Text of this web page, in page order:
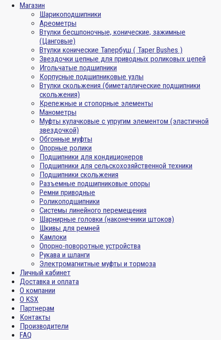
Магазин
Шарикоподшипники
Ареометры
Втулки бесшпоночные, конические, зажимные
(Цанговые)
Втулки конические Тапербуш ( Taper Bushes )
Звездочки цепные для приводных роликовых цепей
Игольчатые подшипники
Корпусные подшипниковые узлы
Втулки скольжения (биметаллические подшипники
скольжения)
Крепежные и стопорные элементы
Манометры
Муфты кулачковые с упругим элементом (эластичной
звездочкой)
Обгонные муфты
Опорные ролики
Подшипники для кондиционеров
Подшипники для сельскохозяйственной техники
Подшипники скольжения
Разъемные подшипниковые опоры
Ремни приводные
Роликоподшипники
Системы линейного перемещения
Шарнирные головки (наконечники штоков)
Шкивы для ремней
Камлоки
Опорно-поворотные устройства
Рукава и шланги
Электромагнитные муфты и тормоза
Личный кабинет
Доставка и оплата
О компании
О KSX
Партнерам
Контакты
Производители
FAQ